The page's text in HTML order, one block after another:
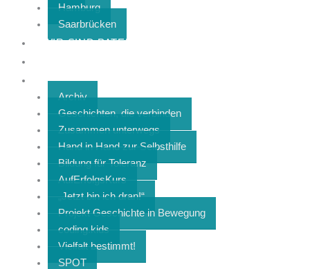
Hamburg
Saarbrücken
WIR SIND PATEN
PROJEKTE
Archiv
Geschichten, die verbinden
Zusammen unterwegs
Hand in Hand zur Selbsthilfe
Bildung für Toleranz
AufErfolgsKurs
„Jetzt bin ich dran!“
Projekt Geschichte in Bewegung
coding.kids
Vielfalt bestimmt!
SPOT